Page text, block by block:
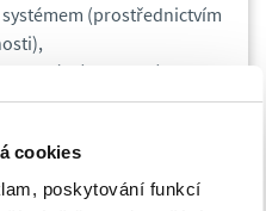
cookies
poskytování funkcí
(prostřednictvím
konkrétních podmínek, v
v případě, že
je potřeba, aby